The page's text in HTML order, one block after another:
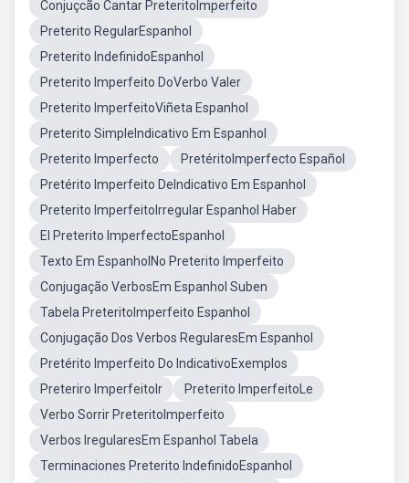
Conjuçcão Cantar PreteritoImperfeito
Preterito RegularEspanhol
Preterito IndefinidoEspanhol
Preterito Imperfeito DoVerbo Valer
Preterito ImperfeitoViñeta Espanhol
Preterito SimpleIndicativo Em Espanhol
Preterito Imperfecto
PretéritoImperfecto Español
Pretérito Imperfeito DeIndicativo Em Espanhol
Preterito ImperfeitoIrregular Espanhol Haber
El Preterito ImperfectoEspanhol
Texto Em EspanholNo Preterito Imperfeito
Conjugação VerbosEm Espanhol Suben
Tabela PreteritoImperfeito Espanhol
Conjugação Dos Verbos RegularesEm Espanhol
Pretérito Imperfeito Do IndicativoExemplos
Preteriro ImperfeitoIr
Preterito ImperfeitoLe
Verbo Sorrir PreteritoImperfeito
Verbos IregularesEm Espanhol Tabela
Terminaciones Preterito IndefinidoEspanhol